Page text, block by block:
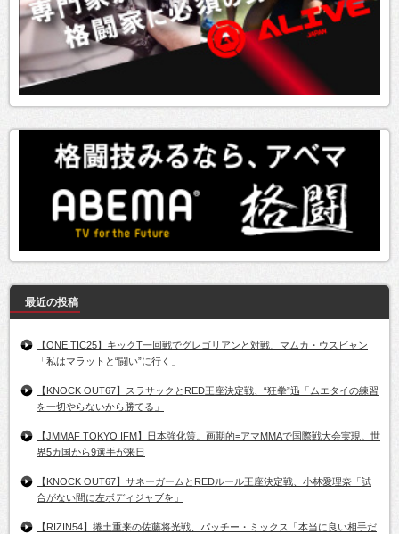
最近の投稿
【ONE TIC25】キックT一回戦でグレゴリアンと対戦、マムカ・ウスビャン
「私はマラットと“闘い”に行く」
【KNOCK OUT67】スラサックとRED王座決定戦、“狂拳”迅「ムエタイの練習
を一切やらないから勝てる」
【JMMAF TOKYO IFM】日本強化策。画期的=アマMMAで国際戦大会実現。世
界5カ国から9選手が来日
【KNOCK OUT67】サネーガームとREDルール王座決定戦、小林愛理奈「試
合がない間に左ボディジャブを」
【RIZIN54】捲土重来の佐藤将光戦、パッチー・ミックス「本当に良い相手だ